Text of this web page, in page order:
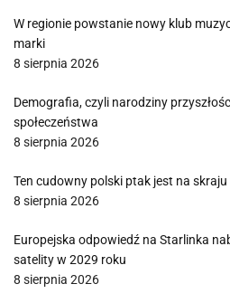
W regionie powstanie nowy klub
marki
8 sierpnia 2026
Demografia, czyli narodziny
społeczeństwa
8 sierpnia 2026
Ten cudowny polski ptak jest na
8 sierpnia 2026
Europejska odpowiedź na Starlinka
satelity w 2029 roku
8 sierpnia 2026